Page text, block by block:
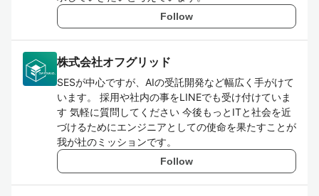
Follow
株式会社オフグリッド
SESが中心ですが、AIの受託開発など幅広く手がけて
います。 採用や社内の事をLINEでも受け付けていま
す 気軽に質問してください 今後もっとITと社会を近
づけるためにエンジニアとしての使命を果たすことが
我が社のミッションです。
Follow